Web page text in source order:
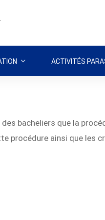
ACTIVITÉS
bacheliers que la
procédure ainsi que les